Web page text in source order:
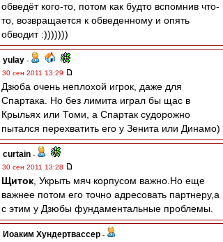
обведёт кого-то, потом как будто вспомнив что-
то, возвращается к обведенному и опять
обводит :)))))))
yulay -
30 сен 2011 13:29
Дзюба очень неплохой игрок, даже для
Спартака. Но без лимита играл бы щас в
Крыльях или Томи, а Спартак судорожно
пытался перехватить его у Зенита или Динамо)
curtain -
30 сен 2011 13:28
Щиток , Укрыть мяч корпусом важно.Но еще
важнее потом его точно адресовать партнеру,а
с этим у Дзюбы фундаментальные проблемы.
Иоаким Хундертвассер -